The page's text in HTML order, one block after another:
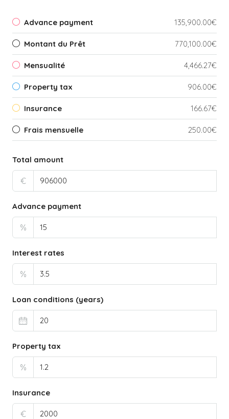
Advance payment 135,900.00€
Montant du Prêt 770,100.00€
Mensualité 4,466.27€
Property tax 906.00€
Insurance 166.67€
Frais mensuelle 250.00€
Total amount
€
Advance payment
%
Interest rates
%
Loan conditions (years)
Property tax
%
Insurance
€